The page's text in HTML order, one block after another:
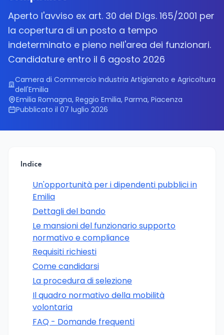
Aperto l'avviso ex art. 30 del D.lgs. 165/2001 per
la copertura di un posto a tempo
indeterminato e pieno nell'area dei funzionari.
Candidature entro il 6 agosto 2026
Camera di Commercio Industria Artigianato e Agricoltura
dell'Emilia
Emilia Romagna, Reggio Emilia, Parma, Piacenza
Pubblicato il 07 luglio 2026
Indice
Un'opportunità per i dipendenti pubblici in
Emilia
Dettagli del bando
Le mansioni del funzionario supporto
normativo e compliance
Requisiti richiesti
Come candidarsi
La procedura di selezione
Il quadro normativo della mobilità
volontaria
FAQ - Domande frequenti